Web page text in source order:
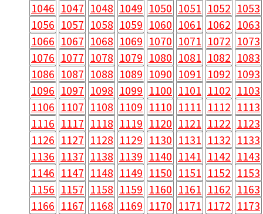
1046 1047 1048 1049 1050 1051 1052 1053
1056 1057 1058 1059 1060 1061 1062 1063
1066 1067 1068 1069 1070 1071 1072 1073
1076 1077 1078 1079 1080 1081 1082 1083
1086 1087 1088 1089 1090 1091 1092 1093
1096 1097 1098 1099 1100 1101 1102 1103
1106 1107 1108 1109 1110 1111 1112 1113
1116 1117 1118 1119 1120 1121 1122 1123
1126 1127 1128 1129 1130 1131 1132 1133
1136 1137 1138 1139 1140 1141 1142 1143
1146 1147 1148 1149 1150 1151 1152 1153
1156 1157 1158 1159 1160 1161 1162 1163
1166 1167 1168 1169 1170 1171 1172 1173